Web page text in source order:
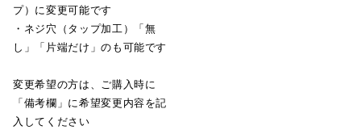
プ）に変更可能です
・ネジ穴（タップ加工）「無
し」「片端だけ」のも可能です
変更希望の方は、ご購入時に
「備考欄」に希望変更内容を記
入してください